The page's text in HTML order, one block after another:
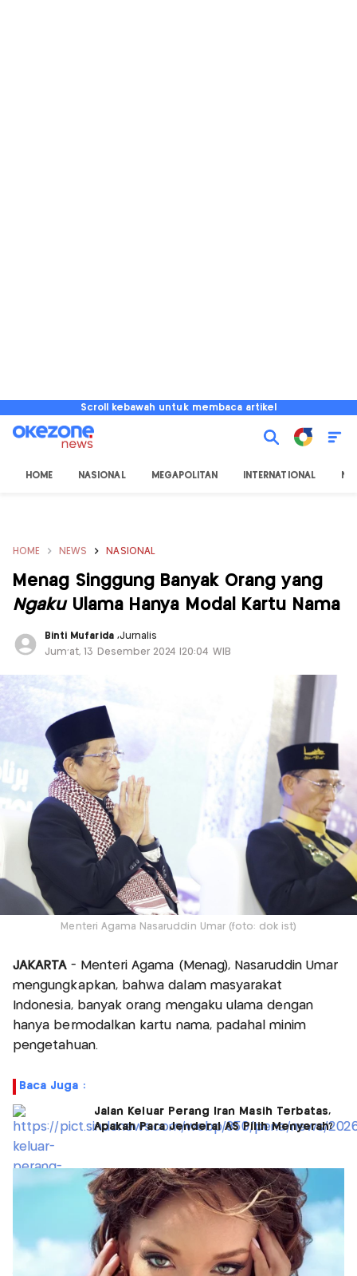
Scroll kebawah untuk membaca artikel
HOME NASIONAL MEGAPOLITAN INTERNATIONAL
HOME NEWS NASIONAL
Menag Singgung Banyak Orang yang
NgakuUlama Hanya Modal Kartu Nama
Binti Mufarida ,Jurnalis
Jum'at, 13 Desember 2024 |20:04 WIB
Menteri Agama Nasaruddin Umar (foto: dok ist)
JAKARTA - Menteri Agama (Menag), Nasaruddin Umar
mengungkapkan, bahwa dalam masyarakat
Indonesia, banyak orang mengaku ulama dengan
hanya bermodalkan kartu nama, padahal minim
pengetahuan.
Baca Juga :
Jalan Keluar Perang Iran Masih Terbatas,
Apakah Para Jenderal AS Pilih Menyerah?